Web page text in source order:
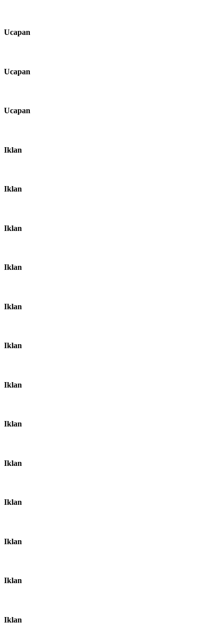
Ucapan
Ucapan
Ucapan
Iklan
Iklan
Iklan
Iklan
Iklan
Iklan
Iklan
Iklan
Iklan
Iklan
Iklan
Iklan
Iklan